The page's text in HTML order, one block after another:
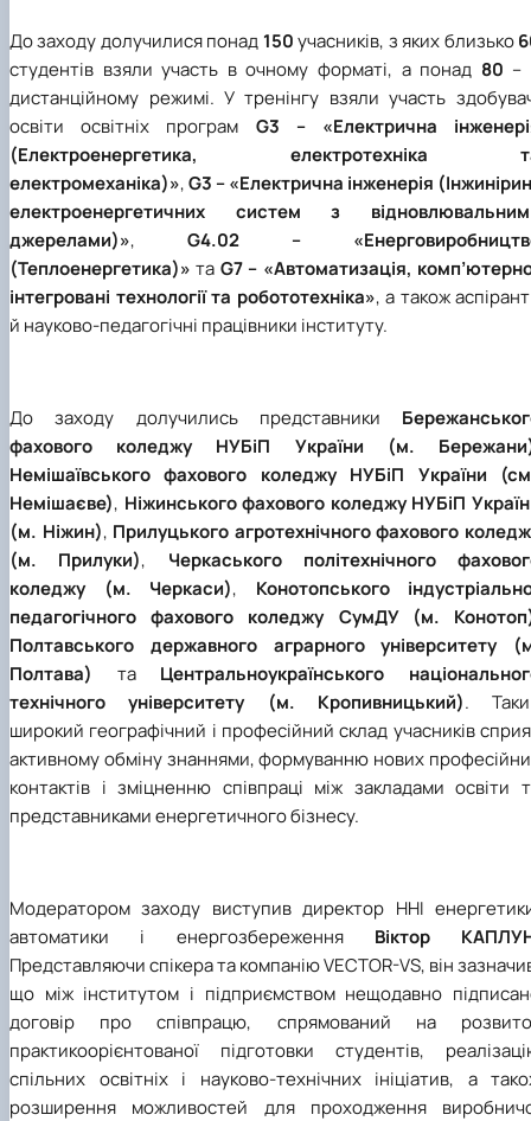
До заходу долучилися понад 150учасників, з яких близько
студентів взяли участь в очному форматі, а понад 80 –
дистанційному режимі. У тренінгу взяли участь
освіти освітніх програм G3 – «Електрична
(Електроенергетика, електротехніка
електромеханіка)»,G3 – «Електрична інженерія
електроенергетичних систем з
джерелами)», G4.02 –
(Теплоенергетика)» та G7 – «Автоматизація,
інтегровані технології та робототехніка», а також
й науково-педагогічні працівники інституту.
До заходу долучились представники
фахового коледжу НУБіП України (м.
Немішаївського фахового коледжу НУБіП України
Немішаєве), Ніжинського фахового коледжу НУБіП
(м. Ніжин), Прилуцького агротехнічного фахового
(м. Прилуки), Черкаського політехнічного
коледжу (м. Черкаси), Конотопського
педагогічного фахового коледжу СумДУ (м.
Полтавського державного аграрного університету
Полтава) та Центральноукраїнського
технічного університету (м. Кропивницький).
широкий географічний і професійний склад учасників
активному обміну знаннями, формуванню нових
контактів і зміцненню співпраці між закладами освіти
представниками енергетичного бізнесу.
Модератором заходу виступив директор ННІ
автоматики і енергозбереження Віктор
Представляючи спікера та компанію VECTOR-VS, він
що між інститутом і підприємством нещодавно
договір про співпрацю, спрямований на
практикоорієнтованої підготовки студентів,
спільних освітніх і науково-технічних ініціатив, а
розширення можливостей для проходження